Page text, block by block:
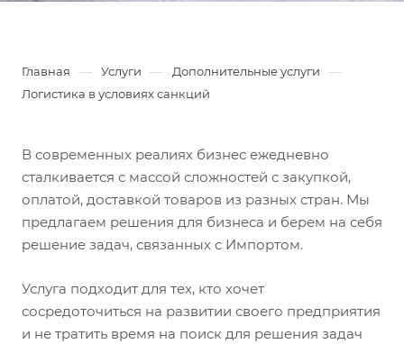
Главная — Услуги — Дополнительные услуги —
Логистика в условиях санкций
В современных реалиях бизнес ежедневно
сталкивается с массой сложностей с закупкой,
оплатой, доставкой товаров из разных стран. Мы
предлагаем решения для бизнеса и берем на себя
решение задач, связанных с Импортом.
Услуга подходит для тех, кто хочет
сосредоточиться на развитии своего предприятия
и не тратить время на поиск для решения задач